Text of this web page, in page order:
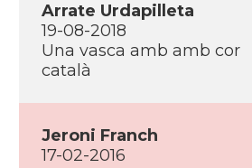
Arrate Urdapilleta
19-08-2018
Una vasca amb amb cor
català
Jeroni Franch
17-02-2016